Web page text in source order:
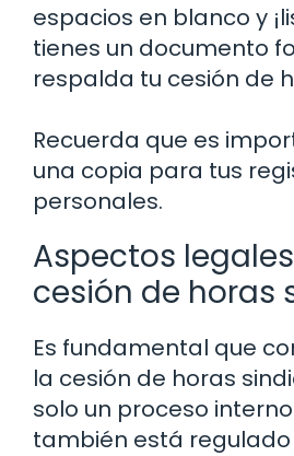
espacios en blanco y
tienes un documento
respalda tu cesión de
Recuerda que es
una copia para tus
personales.
Aspectos
cesión de horas
Es fundamental que
la cesión de horas
solo un proceso
también está regulado